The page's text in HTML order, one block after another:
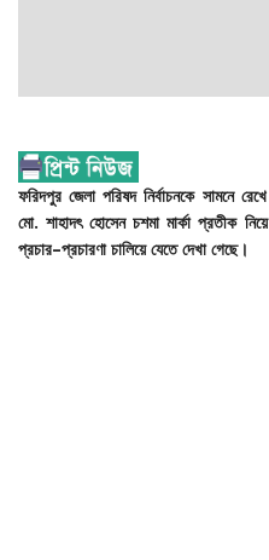
ফরিদপুর জেলা পরিষদ নির্বাচনকে সামনে রেখে
মো.শাহাদৎ হোসেন চশমা মার্কা প্রতীক নিয়ে
প্রচার–প্রচারণা চালিয়ে যেতে দেখা গেছে।